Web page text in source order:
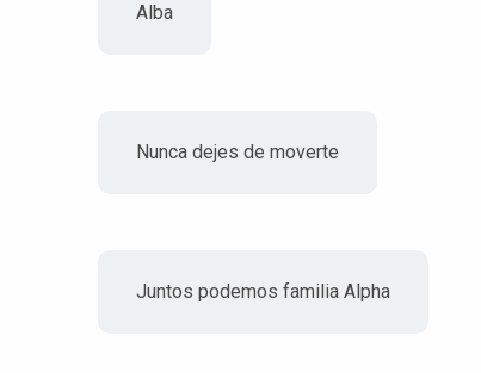
Alba
Nunca dejes de moverte
Juntos podemos familia Alpha